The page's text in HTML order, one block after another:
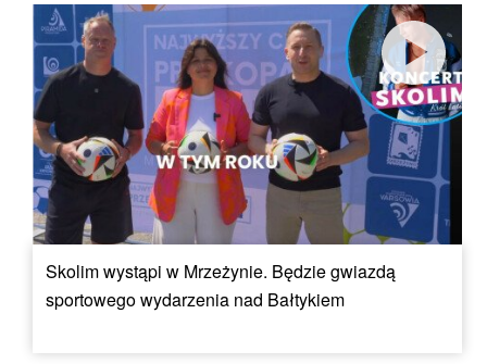
Skolim wystąpi w Mrzeżynie. Będzie gwiazdą
sportowego wydarzenia nad Bałtykiem